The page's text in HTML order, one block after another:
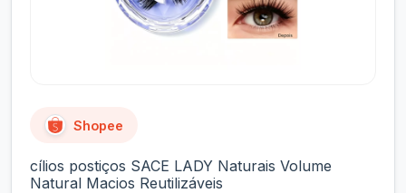
Shopee
cílios postiços SACE LADY Naturais Volume
Natural Macios Reutilizáveis